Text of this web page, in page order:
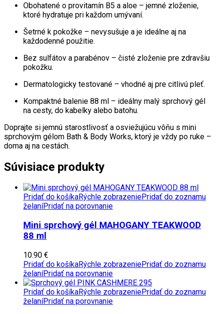
Obohatené o provitamín B5 a aloe – jemné zloženie,
ktoré hydratuje pri každom umývaní.
Šetrné k pokožke – nevysušuje a je ideálne aj na
každodenné použitie.
Bez sulfátov a parabénov – čisté zloženie pre zdravšiu
pokožku.
Dermatologicky testované – vhodné aj pre citlivú pleť.
Kompaktné balenie 88 ml – ideálny malý sprchový gél
na cesty, do kabelky alebo batohu.
Doprajte si jemnú starostlivosť a osviežujúcu vôňu s mini
sprchovým gélom Bath & Body Works, ktorý je vždy po ruke –
doma aj na cestách.
Súvisiace produkty
Pridať do košíkaRýchle zobrazeniePridať do zoznamu
želaníPridať na porovnanie
Mini sprchový gél MAHOGANY TEAKWOOD
88 ml
10.90 €
Pridať do košíkaRýchle zobrazeniePridať do zoznamu
želaníPridať na porovnanie
Pridať do košíkaRýchle zobrazeniePridať do zoznamu
želaníPridať na porovnanie